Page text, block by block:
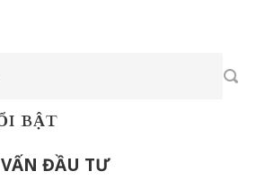
BẬT
ĐẦU TƯ